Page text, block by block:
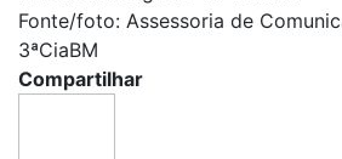
Fonte/foto: Assessoria de
3ªCiaBM
Compartilhar